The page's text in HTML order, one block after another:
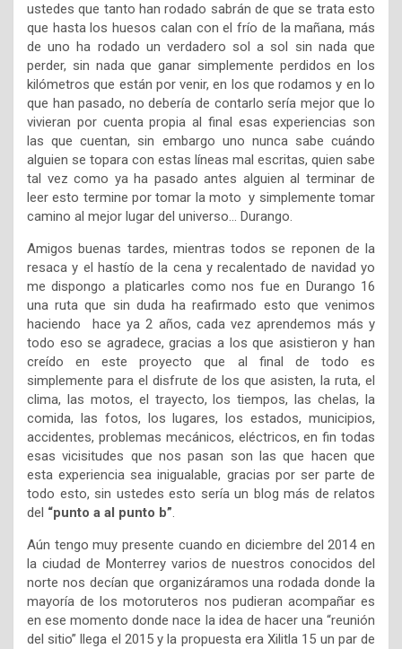
ustedes que tanto han rodado sabrán de que se trata esto
que hasta los huesos calan con el frío de la mañana, más
de uno ha rodado un verdadero sol a sol sin nada que
perder, sin nada que ganar simplemente perdidos en los
kilómetros que están por venir, en los que rodamos y en lo
que han pasado, no debería de contarlo sería mejor que lo
vivieran por cuenta propia al final esas experiencias son
las que cuentan, sin embargo uno nunca sabe cuándo
alguien se topara con estas líneas mal escritas, quien sabe
tal vez como ya ha pasado antes alguien al terminar de
leer esto termine por tomar la moto y simplemente tomar
camino al mejor lugar del universo… Durango.
Amigos buenas tardes, mientras todos se reponen de la
resaca y el hastío de la cena y recalentado de navidad yo
me dispongo a platicarles como nos fue en Durango 16
una ruta que sin duda ha reafirmado esto que venimos
haciendo hace ya 2 años, cada vez aprendemos más y
todo eso se agradece, gracias a los que asistieron y han
creído en este proyecto que al final de todo es
simplemente para el disfrute de los que asisten, la ruta, el
clima, las motos, el trayecto, los tiempos, las chelas, la
comida, las fotos, los lugares, los estados, municipios,
accidentes, problemas mecánicos, eléctricos, en fin todas
esas vicisitudes que nos pasan son las que hacen que
esta experiencia sea inigualable, gracias por ser parte de
todo esto, sin ustedes esto sería un blog más de relatos
del “punto a al punto b”.
Aún tengo muy presente cuando en diciembre del 2014 en
la ciudad de Monterrey varios de nuestros conocidos del
norte nos decían que organizáramos una rodada donde la
mayoría de los motoruteros nos pudieran acompañar es
en ese momento donde nace la idea de hacer una “reunión
del sitio” llega el 2015 y la propuesta era Xilitla 15 un par de